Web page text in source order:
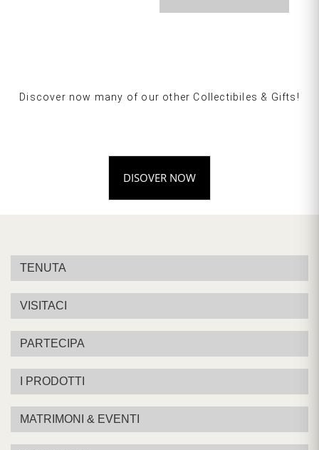
Discover now many of our other Collectibiles & Gifts!
DISOVER NOW
TENUTA
VISITACI
PARTECIPA
I PRODOTTI
MATRIMONI & EVENTI